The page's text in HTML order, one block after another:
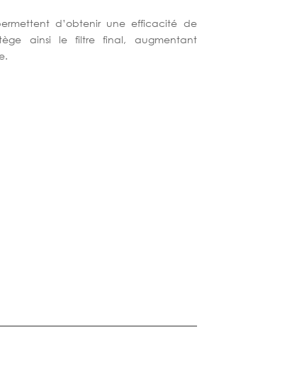
d’obtenir une efficacité de
ainsi le filtre final, augmentant